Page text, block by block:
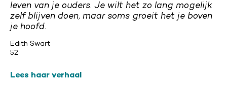
leven van je ouders. Je wilt het zo lang mogelijk
zelf blijven doen, maar soms groeit het je boven
je hoofd.
Edith Swart
52
Lees haar verhaal